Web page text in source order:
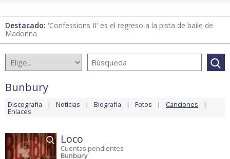
Destacado: 'Confessions II' es el regreso a la pista de baile de
Madonna
Bunbury
Discografía Noticias Biografía Fotos Canciones
Enlaces
Loco
Cuentas pendientes
Bunbury